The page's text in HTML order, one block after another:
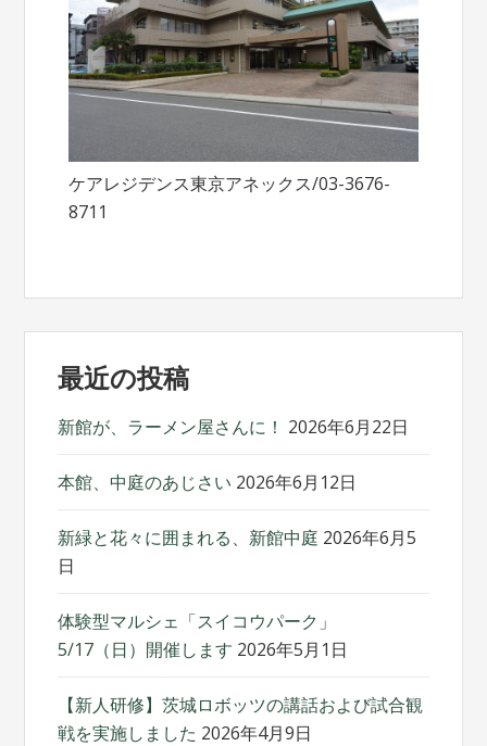
ケアレジデンス東京アネックス/03-3676-
8711
最近の投稿
新館が、ラーメン屋さんに！ 2026年6月22日
本館、中庭のあじさい 2026年6月12日
新緑と花々に囲まれる、新館中庭 2026年6月5
日
体験型マルシェ「スイコウパーク」
5/17（日）開催します 2026年5月1日
【新人研修】茨城ロボッツの講話および試合観
戦を実施しました 2026年4月9日